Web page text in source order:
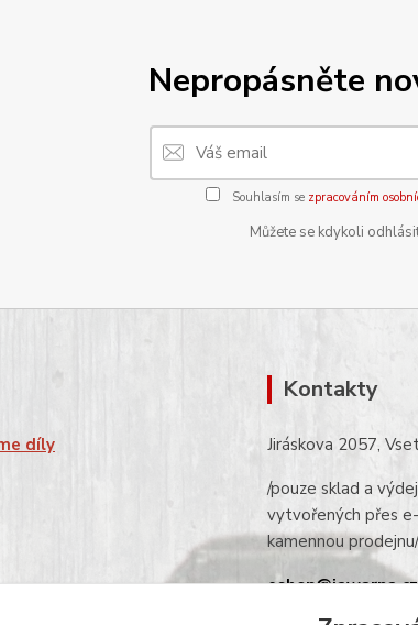
Nepropásněte
Souhlasím se zpracováním
Můžete se kdykoli
díly
Kontakty
Jiráskova 2057,
/pouze sklad a
vytvořených přes
kamennou
eshop@jawarna.cz